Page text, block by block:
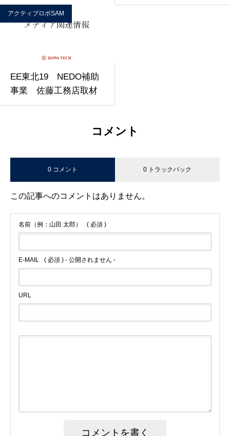
アクティブロボSAM
EE東北19 NEDO補助
事業 佐藤工務店取材
コメント
0 コメント 0 トラックバック
この記事へのコメントはありません。
名前（例：山田 太郎） ( 必須 )
E-MAIL ( 必須 ) - 公開されません -
URL